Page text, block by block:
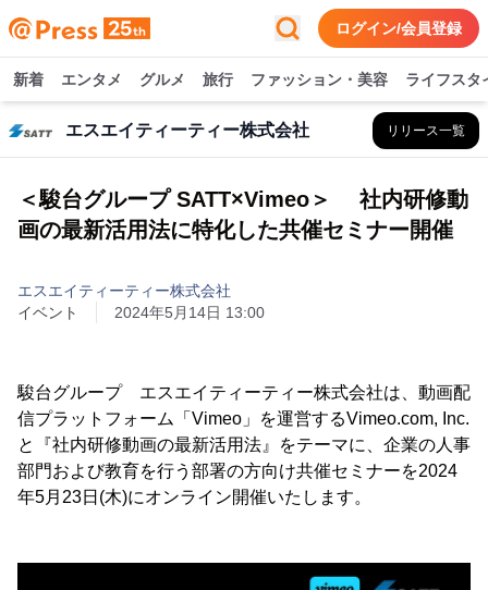
ログイン/会員登録
新着 エンタメ グルメ 旅行 ファッション・美容 ライフスタ
エスエイティーティー株式会社 リリース一覧
＜駿台グループ SATT×Vimeo＞ 社内研修動
画の最新活用法に特化した共催セミナー開催
エスエイティーティー株式会社
イベント
2024年5月14日 13:00
駿台グループ エスエイティーティー株式会社は、動画配
信プラットフォーム「Vimeo」を運営するVimeo.com, Inc.
と『社内研修動画の最新活用法』をテーマに、企業の人事
部門および教育を行う部署の方向け共催セミナーを2024
年5月23日(木)にオンライン開催いたします。